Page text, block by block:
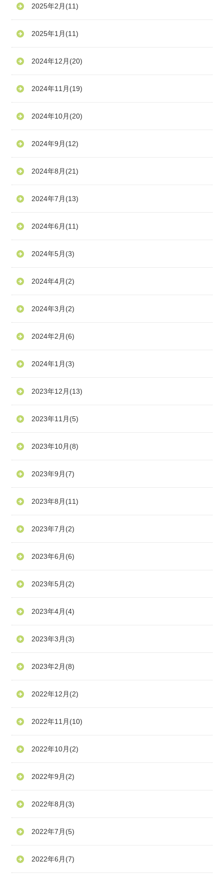
2025年2月 (11)
2025年1月 (11)
2024年12月 (20)
2024年11月 (19)
2024年10月 (20)
2024年9月 (12)
2024年8月 (21)
2024年7月 (13)
2024年6月 (11)
2024年5月 (3)
2024年4月 (2)
2024年3月 (2)
2024年2月 (6)
2024年1月 (3)
2023年12月 (13)
2023年11月 (5)
2023年10月 (8)
2023年9月 (7)
2023年8月 (11)
2023年7月 (2)
2023年6月 (6)
2023年5月 (2)
2023年4月 (4)
2023年3月 (3)
2023年2月 (8)
2022年12月 (2)
2022年11月 (10)
2022年10月 (2)
2022年9月 (2)
2022年8月 (3)
2022年7月 (5)
2022年6月 (7)